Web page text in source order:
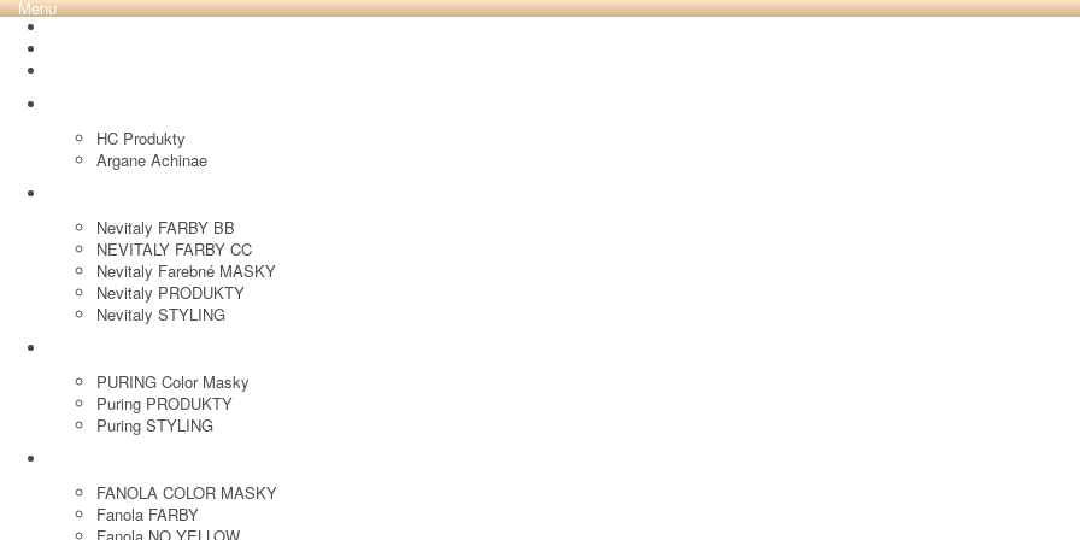
Menu
HC Produkty
Argane Achinae
Nevitaly FARBY BB
NEVITALY FARBY CC
Nevitaly Farebné MASKY
Nevitaly PRODUKTY
Nevitaly STYLING
PURING Color Masky
Puring PRODUKTY
Puring STYLING
FANOLA COLOR MASKY
Fanola FARBY